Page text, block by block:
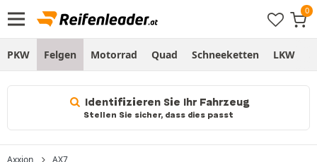
PKW Felgen Motorrad Quad Schneeketten LKW
Identifizieren Sie Ihr Fahrzeug
Stellen Sie sicher, dass dies passt
Axxion AX7